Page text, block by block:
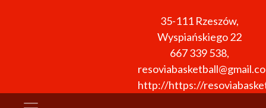
35-111 Rzeszów,
Wyspiańskiego 22
667 339 538,
http://https://